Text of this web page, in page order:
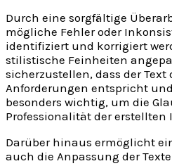
Durch eine sorgfältige
mögliche Fehler oder
identifiziert und korrigiert
stilistische Feinheiten
sicherzustellen, dass der
Anforderungen entspricht
besonders wichtig, um die
Professionalität der
Darüber hinaus ermöglicht
auch die Anpassung der